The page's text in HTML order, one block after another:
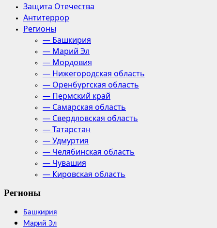
Защита Отечества
Антитеррор
Регионы
— Башкирия
— Марий Эл
— Мордовия
— Нижегородская область
— Оренбургская область
— Пермский край
— Самарская область
— Свердловская область
— Татарстан
— Удмуртия
— Челябинская область
— Чувашия
— Кировская область
Регионы
Башкирия
Марий Эл